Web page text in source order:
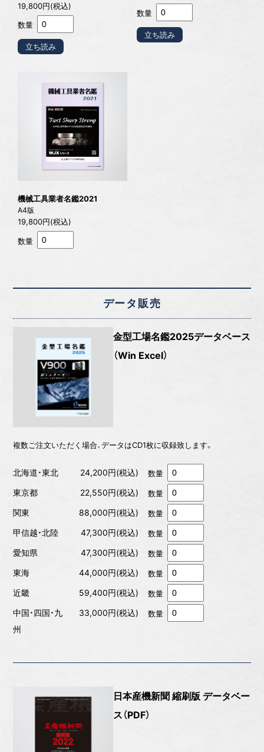
立ち読み
19,800円(税込)
数量
立ち読み
数量
機械工具業者名鑑2021
A4版
19,800円(税込)
数量
データ販売
金型工場名鑑2025データベース
（Win Excel）
複数ご注文いただく場合、データはCD1枚に収録致します。
北海道・東北 24,200円(税込) 数量
東京都 22,550円(税込) 数量
関東 88,000円(税込) 数量
甲信越・北陸 47,300円(税込) 数量
愛知県 47,300円(税込) 数量
東海 44,000円(税込) 数量
近畿 59,400円(税込) 数量
中国・四国・九
州
33,000円(税込) 数量
日本産機新聞 縮刷版 データベー
ス（PDF）